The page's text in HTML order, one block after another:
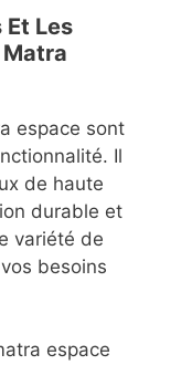
Et Les
espace sont
Il
de haute
durable et
variété de
besoins
espace